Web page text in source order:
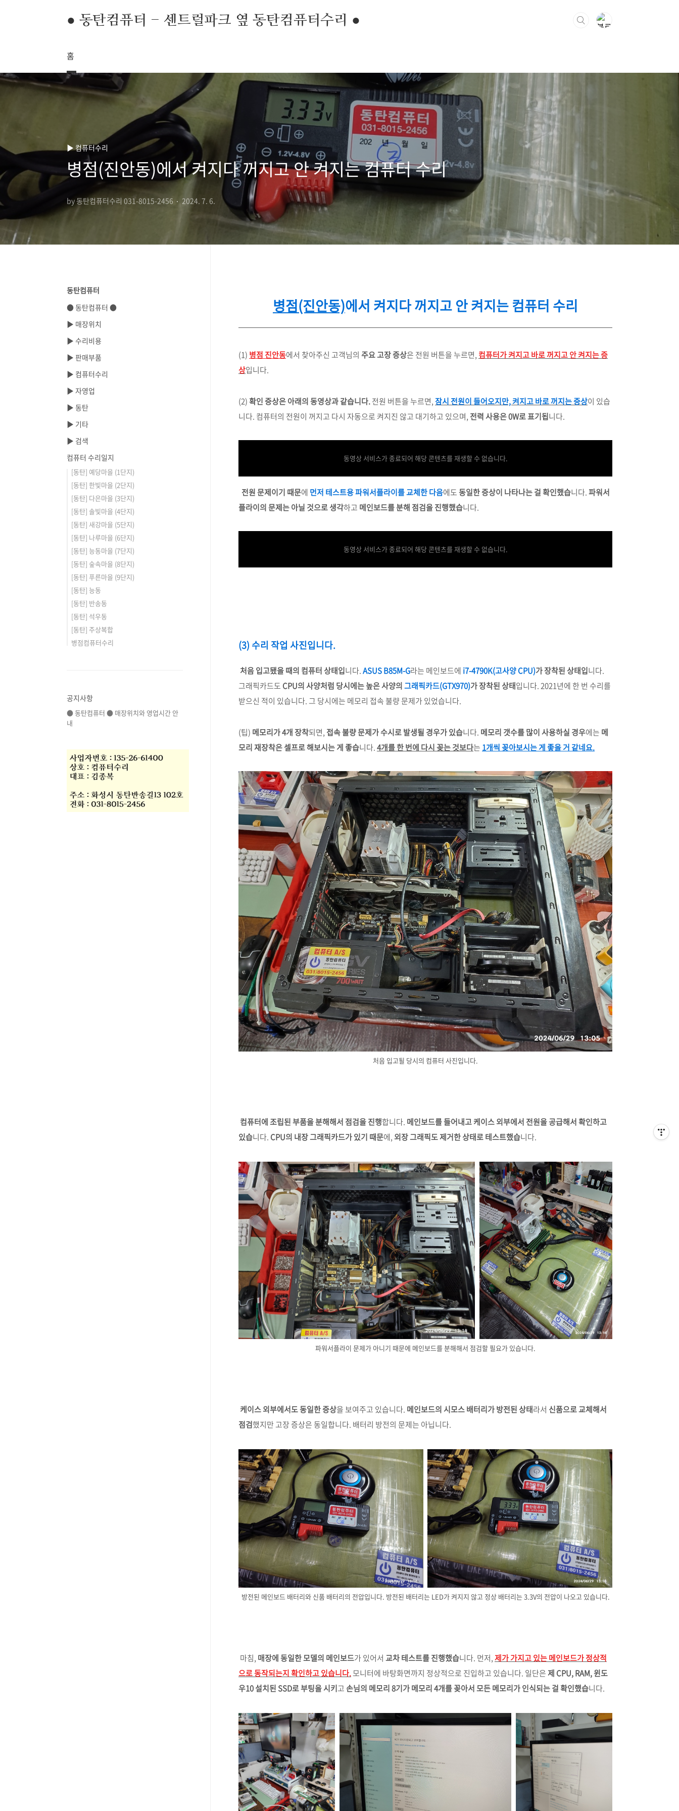
● 동탄컴퓨터 - 센트럴파크 옆 동탄컴퓨터수리 ●
홈
▶ 컴퓨터수리
병점(진안동)에서 켜지다 꺼지고 안 켜지는 컴퓨터 수리
by 동탄컴퓨터수리 031-8015-2456 2024. 7. 6.
병점(진안동)에서 켜지다 꺼지고 안 켜지는 컴퓨터 수리
(1) 병점 진안동에서 찾아주신 고객님의 주요 고장 증상은 전원 버튼을 누르면, 컴퓨터가 켜지고 바로 꺼지고 안 켜지는 증
상입니다.
(2)확인 증상은 아래의 동영상과 같습니다.전원 버튼을 누르면,잠시 전원이 들어오지만, 켜지고 바로 꺼지는 증상이 있습
니다. 컴퓨터의 전원이 꺼지고 다시 자동으로 켜지진 않고 대기하고 있으며, 전력 사용은 0W로 표기됩니다.
동영상 서비스가 종료되어 해당 콘텐츠를 재생할 수 없습니다.
전원 문제이기 때문에 먼저 테스트용 파워서플라이를 교체한 다음에도동일한 증상이 나타나는 걸 확인했습니다.파워서
플라이의 문제는 아닐 것으로 생각하고 메인보드를 분해 점검을 진행했습니다.
동영상 서비스가 종료되어 해당 콘텐츠를 재생할 수 없습니다.
(3) 수리 작업 사진입니다.
처음 입고됐을 때의 컴퓨터 상태입니다.ASUS B85M-G라는 메인보드에 i7-4790K(고사양 CPU)가 장착된 상태입니다.
그래픽카드도 CPU의 사양처럼 당시에는 높은 사양의그래픽카드(GTX970)가 장착된 상태입니다. 2021년에 한 번 수리를
받으신 적이 있습니다. 그 당시에는 메모리 접속 불량 문제가 있었습니다.
(팁) 메모리가 4개 장착되면, 접속 불량 문제가 수시로 발생될 경우가 있습니다. 메모리 갯수를 많이 사용하실 경우에는 메
모리 재장착은 셀프로 해보시는 게 좋습니다.4개를 한 번에 다시 꽂는 것보다는 1개씩 꽂아보시는 게 좋을 거 같네요.
처음 입고될 당시의 컴퓨터 사진입니다.
컴퓨터에 조립된 부품을 분해해서 점검을 진행합니다. 메인보드를 들어내고 케이스 외부에서 전원을 공급해서 확인하고
있습니다. CPU의 내장 그래픽카드가 있기 때문에, 외장 그래픽도 제거한 상태로 테스트했습니다.
파워서플라이 문제가 아니기 때문에 메인보드를 분해해서 점검할 필요가 있습니다.
케이스 외부에서도 동일한 증상을 보여주고 있습니다. 메인보드의 시모스 배터리가 방전된 상태라서 신품으로 교체해서
점검했지만 고장 증상은 동일합니다. 배터리 방전의 문제는 아닙니다.
방전된 메인보드 배터리와 신품 배터리의 전압입니다. 방전된 배터리는 LED가 켜지지 않고 정상 배터리는 3.3V의 전압이 나오고 있습니다.
마침, 매장에 동일한 모델의 메인보드가 있어서 교차 테스트를 진행했습니다. 먼저,제가 가지고 있는 메인보드가 정상적
으로 동작되는지 확인하고 있습니다.모니터에 바탕화면까지 정상적으로 진입하고 있습니다. 일단은제 CPU, RAM, 윈도
우10 설치된 SSD로 부팅을 시키고손님의 메모리 8기가 메모리 4개를 꽂아서 모든 메모리가 인식되는 걸 확인했습니다.
동탄컴퓨터
● 동탄컴퓨터 ●
▶ 매장위치
▶ 수리비용
▶ 판매부품
▶ 컴퓨터수리
▶ 자영업
▶ 동탄
▶ 기타
▶ 검색
컴퓨터 수리일지
[동탄] 예당마을 (1단지)
[동탄] 한빛마을 (2단지)
[동탄] 다은마을 (3단지)
[동탄] 솔빛마을 (4단지)
[동탄] 새강마을 (5단지)
[동탄] 나루마을 (6단지)
[동탄] 능동마을 (7단지)
[동탄] 숲속마을 (8단지)
[동탄] 푸른마을 (9단지)
[동탄] 능동
[동탄] 반송동
[동탄] 석우동
[동탄] 주상복합
병점컴퓨터수리
공지사항
● 동탄컴퓨터 ● 매장위치와 영업시간 안
내